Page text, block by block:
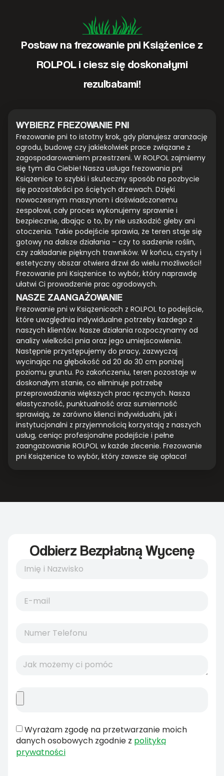
Postaw na frezowanie pni Książenice z
ROLPOL i ciesz się doskonałymi
rezultatami!
WYBIERZ FREZOWANIE PNI
Frezowanie pni to istotny krok, gdy planujesz aranżację
ogrodu, budowę czy jakiekolwiek prace związane z
zagospodarowaniem przestrzeni. W ROLPOL zajmiemy
się tym dla Ciebie! Nasza usługa frezowania pni
Książenice to szybki i skuteczny sposób na pozbycie
się pozostałości po ściętych drzewach. Dzięki
nowoczesnym maszynom i doświadczonemu
zespołowi, cały proces wykonujemy sprawnie i
bezpiecznie, dbając o to, by nie uszkodzić gleby ani
otoczenia. Takie podejście sprawia, że teren staje się
gotowy na dalsze działania – czy to sadzenie roślin,
czy zakładanie pięknych trawników. W końcu, czysty i
estetyczny obszar otwiera drzwi do wielu możliwości!
Frezowanie pni Książenice to wybór, który naprawdę
ułatwi Ci prowadzenie prac ogrodowych.
NASZE ZAANGAŻOWANIE
Frezowanie pni w Książenicach z ROLPOL to podejście,
które uwzględnia indywidualne potrzeby każdego z
naszych klientów. Nasze działania rozpoczynamy od
analizy wielkości pnia oraz jego umiejscowienia.
Następnie przystępujemy do pracy, zazwyczaj
wycinając na głębokość od 20 do 30 cm poniżej
poziomu gruntu. Po zakończeniu, teren pozostaje w
doskonałym stanie, co eliminuje potrzebę
przeprowadzania większych prac ręcznych. Nasza
elastyczność, punktualność oraz sumienność
sprawiają, że zarówno klienci indywidualni, jak i
instytucjonalni z przyjemnością korzystają z naszych
usług, ceniąc profesjonalne podejście i pełne
zaangażowanie ROLPOL w każde zlecenie. Frezowanie
pni Książenice to wybór, który zawsze się opłaca!
Odbierz Bezpłatną Wycenę
Wyrażam zgodę na przetwarzanie moich
danych osobowych zgodnie z polityką
prywatności